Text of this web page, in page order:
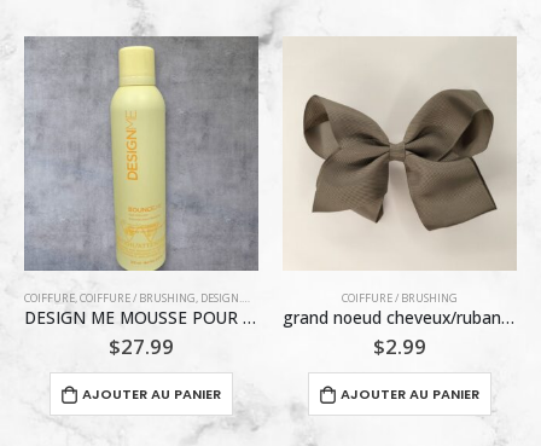
COIFFURE,COIFFURE / BRUSHING, DESIGN.ME PRODUITS COIFFANTS,SOINS POUR CHEVEUX BOUCLÉS
DESIGN ME MOUSSE POUR BOUCLES 255ml
$27.99
AJOUTER AU PANIER
COIFFURE / BRUSHING
grand noeud cheveux/ruban gris
$2.99
AJOUTER AU PANIER